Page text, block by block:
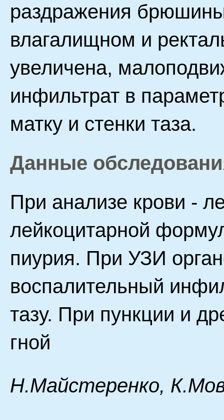
раздражения
влагалищном и
увеличена,
инфильтрат в
матку и стенки таза.
Данные
При анализе крови -
лейкоцитарной
пиурия. При УЗИ
воспалительный
тазу. При пункции и
гной
H.Майстеренко,